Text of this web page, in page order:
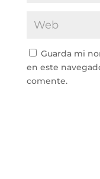
Guarda mi
en este
comente.